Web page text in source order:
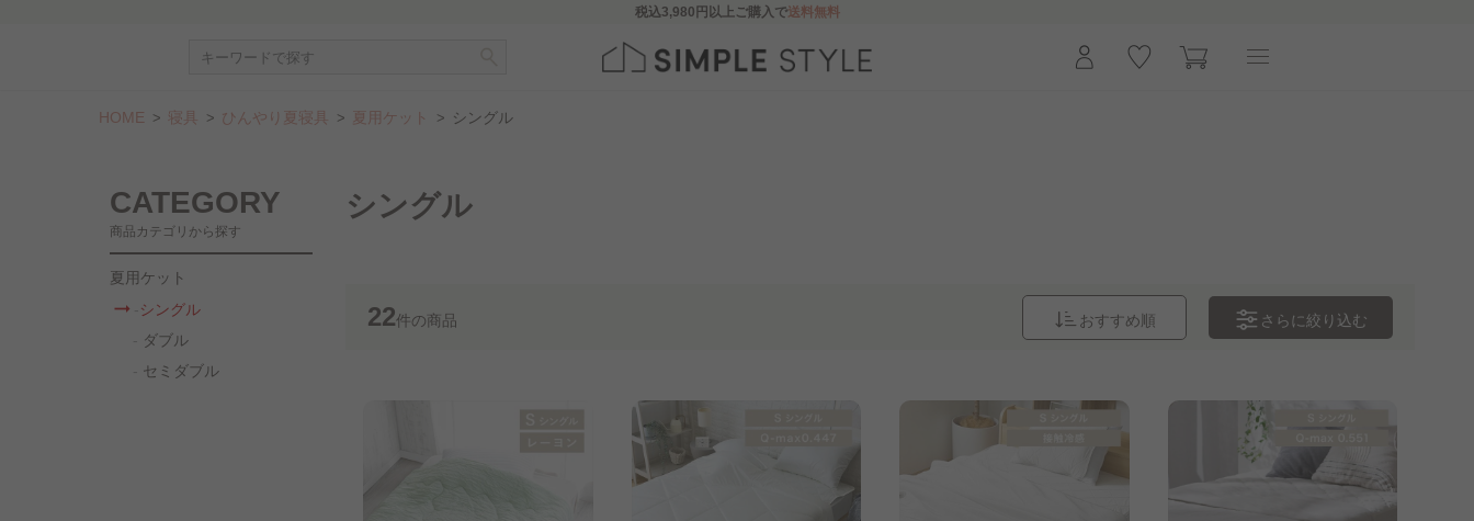
税込3,980円 以上ご購入で送料無料
HOME 寝具 ひんやり夏寝具 夏用ケット シングル
CATEGORY
商品カテゴリから探す
夏用ケット
シングル
ダブル
セミダブル
シングル
22件の商品 おすすめ順 さらに絞り込む